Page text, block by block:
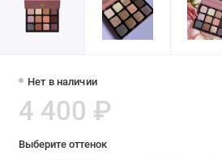
Нет в наличии
4 400 ₽
Выберите оттенок